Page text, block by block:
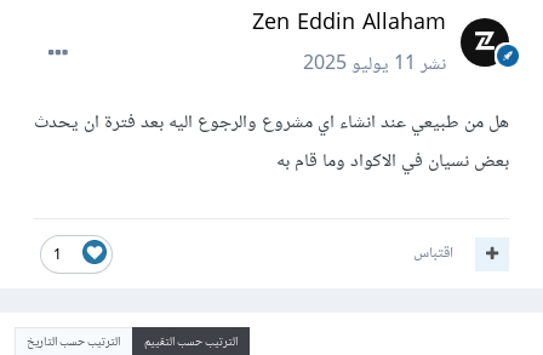
Zen Eddin Allaham
نشر11 يوليو 2025
هل من طبيعي عند انشاء اي مشروع والرجوع اليه بعد فترة ان يحدث
بعض نسيان في الاكواد وما قام به
1 اقتباس
الترتيب حسب التقييم الترتيب حسب التاريخ